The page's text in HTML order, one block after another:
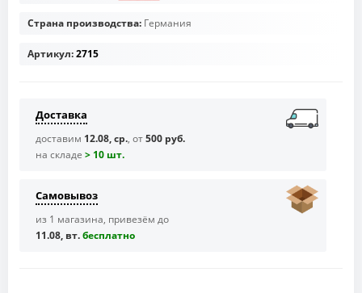
Страна производства: Германия
Артикул:2715
Доставка
доставим 12.08, ср., от500 руб.
на складе > 10 шт.
Самовывоз
из 1 магазина, привезём до
11.08, вт.бесплaтно